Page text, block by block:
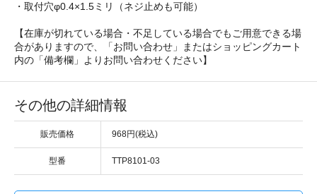
・取付穴φ0.4×1.5ミリ（ネジ止めも可能）
【在庫が切れている場合・不足している場合でもご用意できる場
合がありますので、「お問い合わせ」またはショッピングカート
内の「備考欄」よりお問い合わせください】
その他の詳細情報
販売価格 968円(税込)
型番 TTP8101-03